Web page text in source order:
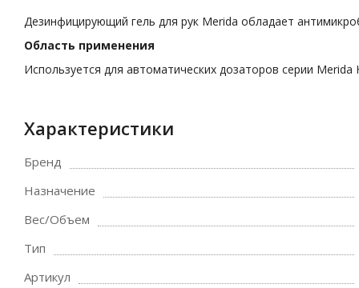
Дезинфицирующий гель для рук Merida обладает
Область применения
Используется для автоматических дозаторов серии Merida
Характеристики
Бренд
Назначение
Вес/Объем
Тип
Артикул